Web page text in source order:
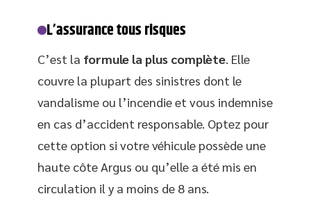
L’assurance tous risques
C’est la formule la plus complète . Elle
couvre la plupart des sinistres dont le
vandalisme ou l’incendie et vous indemnise
en cas d’accident responsable. Optez pour
cette option si votre véhicule possède une
haute côte Argus ou qu’elle a été mis en
circulation il y a moins de 8 ans.